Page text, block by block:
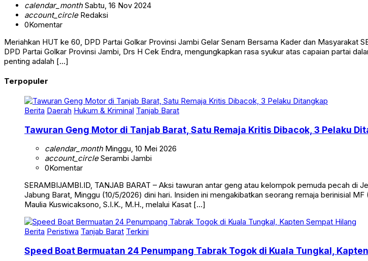
calendar_monthSabtu, 16 Nov 2024
account_circleRedaksi
0Komentar
Meriahkan HUT ke 60, DPD Partai Golkar Provinsi Jambi Gelar Senam Bersama Kader dan Masyarakat
DPD Partai Golkar Provinsi Jambi, Drs H Cek Endra, mengungkapkan rasa syukur atas capaian partai
penting adalah […]
Terpopuler
Berita Daerah Hukum & Kriminal Tanjab Barat
Tawuran Geng Motor di Tanjab Barat, Satu Remaja Kritis Dibacok, 3 Pelaku
calendar_monthMinggu, 10 Mei 2026
account_circleSerambi Jambi
0Komentar
SERAMBIJAMBI.ID, TANJAB BARAT – Aksi tawuran antar geng atau kelompok pemuda pecah di
Jabung Barat, Minggu (10/5/2026) dini hari. Insiden ini mengakibatkan seorang remaja berinisial
Maulia Kuswicaksono, S.I.K., M.H., melalui Kasat […]
Berita Peristiwa Tanjab Barat Terkini
Speed Boat Bermuatan 24 Penumpang Tabrak Togok di Kuala Tungkal,